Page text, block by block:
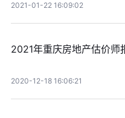
2021-01-22 16:09:02
2021年重庆房地产估价师
2020-12-18 16:06:21